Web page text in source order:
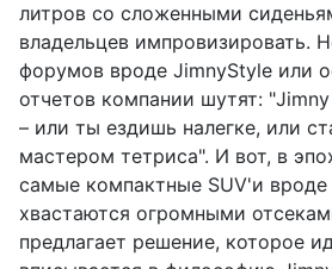
литров со сложенными
владельцев импровизировать.
форумов вроде JimnyStyle или
отчетов компании шутят:
– или ты ездишь налегке, или
мастером тетриса". И вот, в
самые компактные SUV'и вроде
хвастаются огромными
предлагает решение, которое